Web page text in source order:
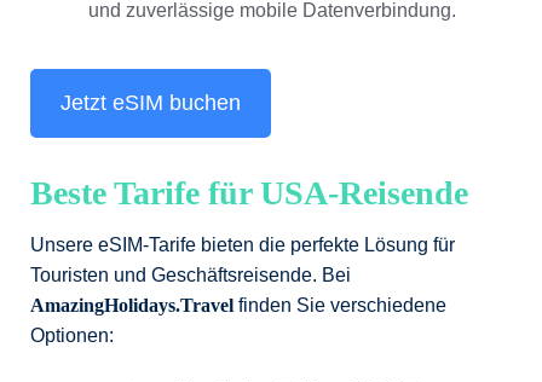
und zuverlässige mobile Datenverbindung.
Jetzt eSIM buchen
Beste Tarife für USA-Reisende
Unsere eSIM-Tarife bieten die perfekte Lösung für
Touristen und Geschäftsreisende. Bei
AmazingHolidays.Travel finden Sie verschiedene
Optionen: